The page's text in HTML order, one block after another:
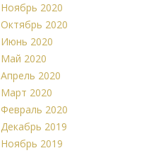
Ноябрь 2020
Октябрь 2020
Июнь 2020
Май 2020
Апрель 2020
Март 2020
Февраль 2020
Декабрь 2019
Ноябрь 2019